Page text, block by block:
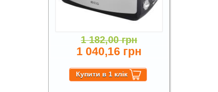
1 182,00 грн
1 040,16 грн